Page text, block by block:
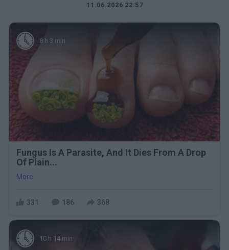
11.06.2026 22:57
8 h 3 min
Fungus Is A Parasite, And It Dies From A Drop
Of Plain...
More
331 186 368
10 h 14 min